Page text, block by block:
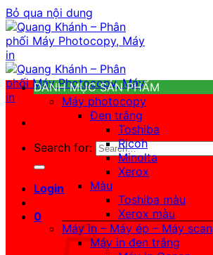
Bỏ qua nội dung
Search for:
Login
0
DANH MỤC SẢN PHẨM
Máy photocopy
Đen trắng
Toshiba
Ricoh
Minolta
Xerox
Màu
Toshiba màu
Xerox màu
Máy in – Máy ép – Máy scan
Máy in đen trắng